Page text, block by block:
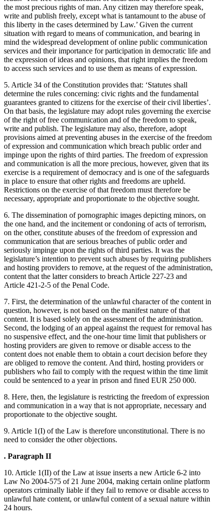
the most precious rights of man. Any citizen may therefore speak,
write and publish freely, except what is tantamount to the abuse of
this liberty in the cases determined by Law.’ Given the current
situation with regard to means of communication, and bearing in
mind the widespread development of online public communication
services and their importance for participation in democratic life and
the expression of ideas and opinions, that right implies the freedom
to access such services and to use them as means of expression.
5. Article 34 of the Constitution provides that: ‘Statutes shall
determine the rules concerning: civic rights and the fundamental
guarantees granted to citizens for the exercise of their civil liberties’.
On that basis, the legislature may adopt rules governing the exercise
of the right of free communication and of the freedom to speak,
write and publish. The legislature may also, therefore, adopt
provisions aimed at preventing abuses in the exercise of the freedom
of expression and communication which breach public order and
impinge upon the rights of third parties. The freedom of expression
and communication is all the more precious, however, given that its
exercise is a requirement of democracy and is one of the safeguards
in place to ensure that other rights and freedoms are upheld.
Restrictions on the exercise of that freedom must therefore be
necessary, appropriate and proportionate to the objective sought.
6. The dissemination of pornographic images depicting minors, on
the one hand, and the incitement or condoning of acts of terrorism,
on the other, constitute abuses of the freedom of expression and
communication that are serious breaches of public order and
seriously impinge upon the rights of third parties. It was the
legislature’s intention to prevent such abuses by requiring publishers
and hosting providers to remove, at the request of the administration,
content that the latter considers to breach Article 227-23 and
Article 421-2-5 of the Penal Code.
7. First, the determination of the unlawful character of the content in
question, however, is not based on the manifest nature of that
content. It is based solely on the assessment of the administration.
Second, the lodging of an appeal against the request for removal has
no suspensive effect, and the one-hour time limit that publishers or
hosting providers are given to remove or disable access to the
content does not enable them to obtain a court decision before they
are obliged to remove the content. And third, hosting providers or
publishers who fail to comply with the request within the time limit
could be sentenced to a year in prison and fined EUR 250 000.
8. Here, then, the legislature is restricting the freedom of expression
and communication in a way that is not appropriate, necessary and
proportionate to the objective sought.
9. Article 1(I) of the Law is therefore unconstitutional. There is no
need to consider the other objections.
. Paragraph II
10. Article 1(II) of the Law at issue inserts a new Article 6-2 into
Law No 2004-575 of 21 June 2004, making certain online platform
operators criminally liable if they fail to remove or disable access to
unlawful hate content, or unlawful content of a sexual nature within
24 hours.